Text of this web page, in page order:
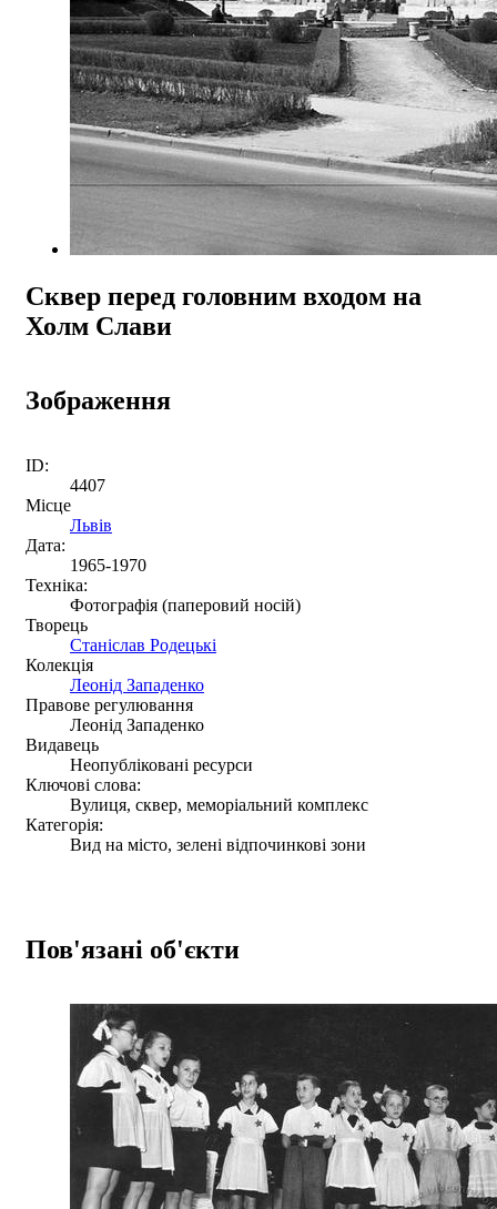
Сквер перед головним входом на
Холм Слави
Зображення
ID:
4407
Місце
Львів
Дата:
1965-1970
Техніка:
Фотографія (паперовий носій)
Творець
Станіслав Родецькі
Колекція
Леонід Западенко
Правове регулювання
Леонід Западенко
Видавець
Неопубліковані ресурси
Ключові слова:
Вулиця, сквер, меморіальний комплекс
Категорія:
Вид на місто, зелені відпочинкові зони
Пов'язані об'єкти